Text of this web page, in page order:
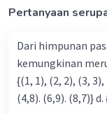
Pertanyaan
Dari himpunan
kemungkinan merupakan ko-
{(1, 1), (2, 2), (3, 3), (4,4)} b. {(1, 2), (2, 3), (3,